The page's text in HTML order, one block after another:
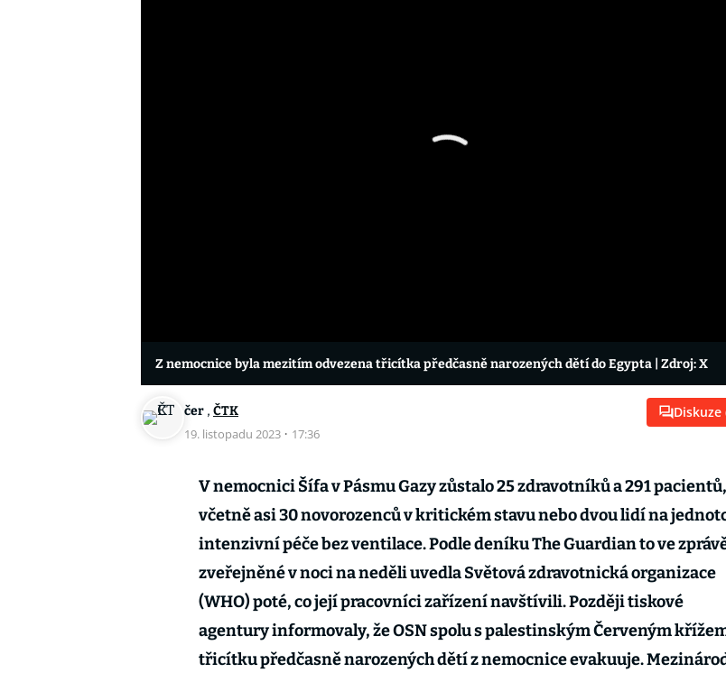
Z nemocnice byla mezitím odvezena třicítka předčasně narozených dětí do Egypta | Zdroj: X
čer , ČTK
19. listopadu 2023 · 17:36
Diskuze
V nemocnici Šífa v Pásmu Gazy zůstalo 25 zdravotníků a 291 pacientů,
včetně asi 30 novorozenců v kritickém stavu nebo dvou lidí na
intenzivní péče bez ventilace. Podle deníku The Guardian to ve
zveřejněné v noci na neděli uvedla Světová zdravotnická organizace
(WHO) poté, co její pracovníci zařízení navštívili. Později tiskové
agentury informovaly, že OSN spolu s palestinským Červeným
třicítku předčasně narozených dětí z nemocnice evakuuje.